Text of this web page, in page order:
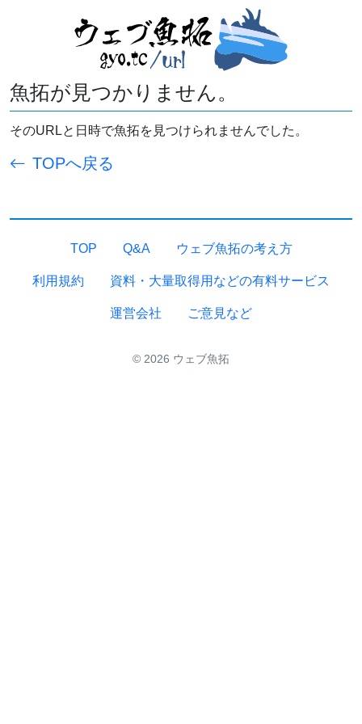
魚拓が見つかりません。
そのURLと日時で魚拓を見つけられませんでした。
TOPへ戻る
TOP Q&A ウェブ魚拓の考え方
利用規約 資料・大量取得用などの有料サービス
運営会社 ご意見など
© 2026 ウェブ魚拓